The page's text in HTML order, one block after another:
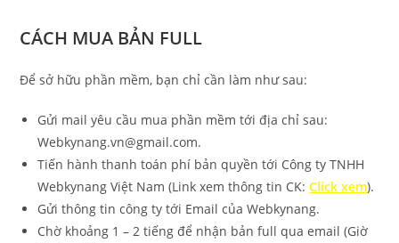
CÁCH MUA BẢN FULL
Để sở hữu phần mềm, bạn chỉ cần làm như sau:
Gửi mail yêu cầu mua phần mềm tới địa chỉ sau:
Webkynang.vn@gmail.com.
Tiến hành thanh toán phí bản quyền tới Công ty TNHH
Webkynang Việt Nam (Link xem thông tin CK:Click xem).
Gửi thông tin công ty tới Email của Webkynang.
Chờ khoảng 1 – 2 tiếng để nhận bản full qua email (Giờ